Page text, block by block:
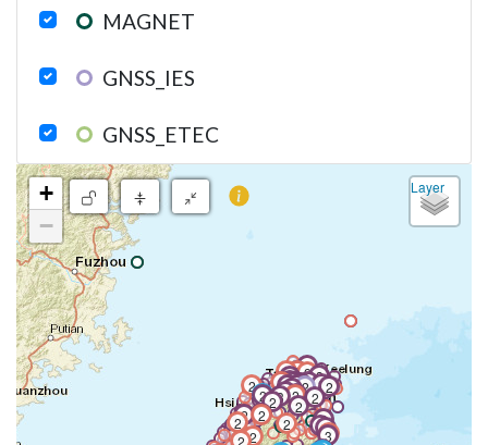
MAGNET
GNSS_IES
GNSS_ETEC
測站地圖
2
3
3
2
2
4
2
2
2
2
2
2 2
2
2
2
2
2
3
3
33342
3
33
322
2
2
2 2
2
2
2
2 2
22
+
−
Layer